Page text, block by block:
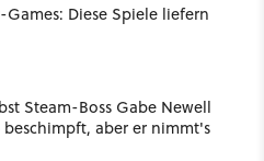
Games: Diese Spiele liefern
Steam-Boss Gabe Newell
aber er nimmt's